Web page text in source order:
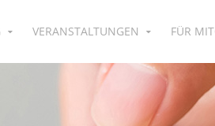
VERANSTALTUNGEN FÜR